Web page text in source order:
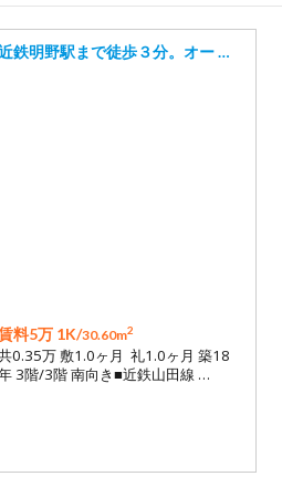
鉄明野駅まで徒歩３分。オー …
料5万 1K/30.60m2
0.35万 敷1.0ヶ月 礼1.0ヶ月 築18
3階/3階 南向き■近鉄山田線 …